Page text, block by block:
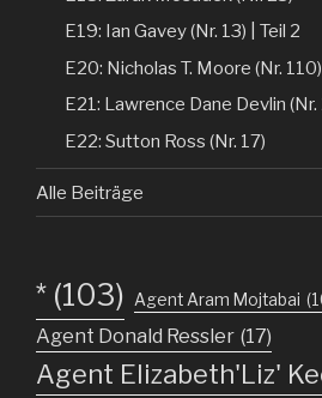
E19: Ian Gavey (Nr. 13) | Teil 2
E20: Nicholas T. Moore (Nr. 110)
E21: Lawrence Dane Devlin (Nr.
E22: Sutton Ross (Nr. 17)
Alle Beiträge
* (103) Agent Aram Mojtabai
Agent Donald Ressler (17)
Agent Elizabeth'Liz'